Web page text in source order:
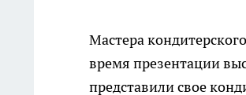
Мастера
время презентации
представили свое